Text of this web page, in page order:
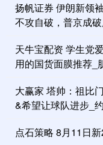
扬帆证券 伊朗新领
不攻自破，普京成
天牛宝配资 学生党
用的国货面膜推荐_
大赢家 塔帅：祖比
&希望让球队进步_
点石策略 8月11日